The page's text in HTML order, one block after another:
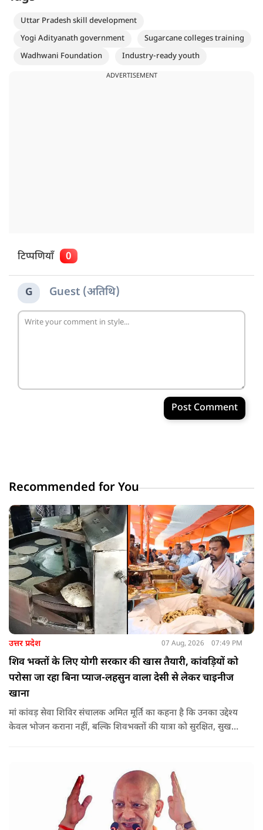
Uttar Pradesh skill development
Yogi Adityanath government
Sugarcane colleges training
Wadhwani Foundation
Industry-ready youth
ADVERTISEMENT
टिप्पणियाँ 0
G Guest (अतिथि)
Post Comment
Recommended for You
उत्तर प्रदेश 07 Aug, 2026 07:49 PM
शिव भक्तों के लिए योगी सरकार की खास तैयारी, कांवड़ियों को
परोसा जा रहा बिना प्याज-लहसुन वाला देसी से लेकर चाइनीज
खाना
मां कांवड़ सेवा शिविर संचालक अमित मूर्ति का कहना है कि उनका उद्देश्य
केवल भोजन कराना नहीं, बल्कि शिवभक्तों की यात्रा को सुरक्षित, सुखद